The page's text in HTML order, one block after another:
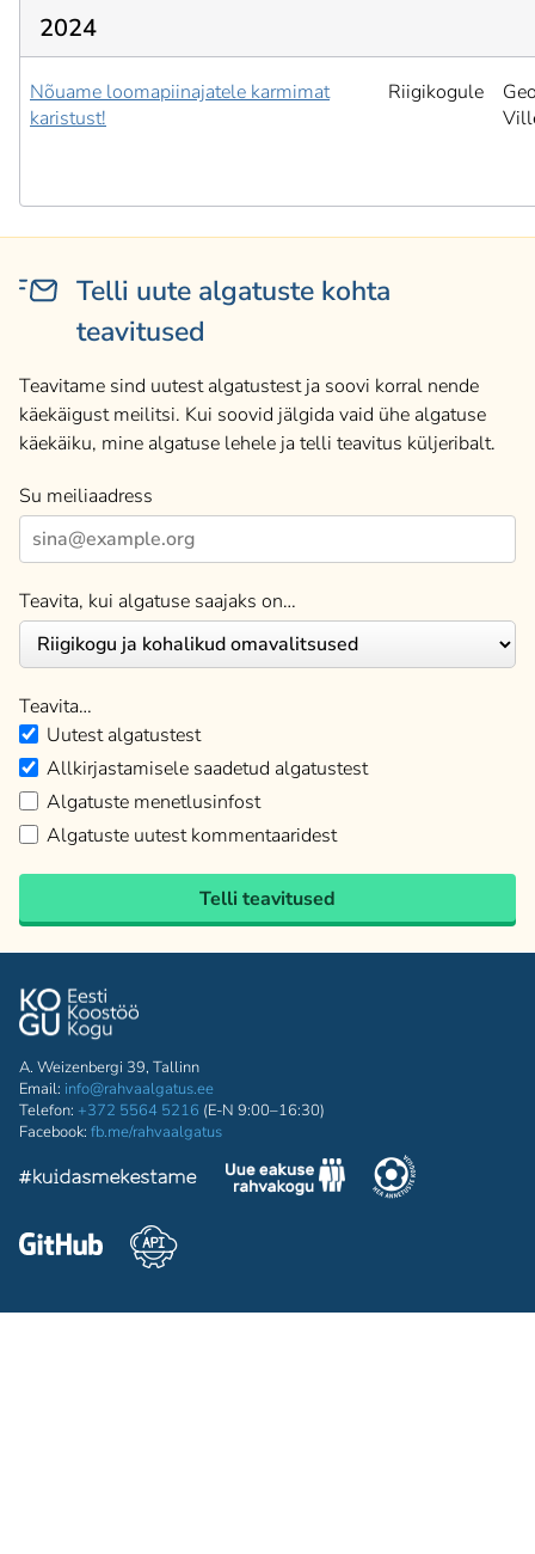
2024
Nõuame loomapiinajatele karmimat
karistust!
Riigikogule
Telli uute algatuste kohta
teavitused
Teavitame sind uutest algatustest ja soovi korral nende
käekäigust meilitsi. Kui soovid jälgida vaid ühe algatuse
käekäiku, mine algatuse lehele ja telli teavitus küljeribalt.
Su meiliaadress
Teavita, kui algatuse saajaks on…
Teavita…
Uutest algatustest
Allkirjastamisele saadetud algatustest
Algatuste menetlusinfost
Algatuste uutest kommentaaridest
Telli teavitused
A. Weizenbergi 39, Tallinn
Email: info@rahvaalgatus.ee
Telefon: +372 5564 5216 (E-N 9:00–16:30)
Facebook: fb.me/rahvaalgatus